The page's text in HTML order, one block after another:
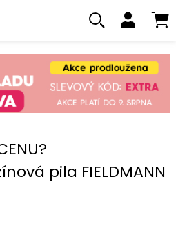
pila FIELDMANN